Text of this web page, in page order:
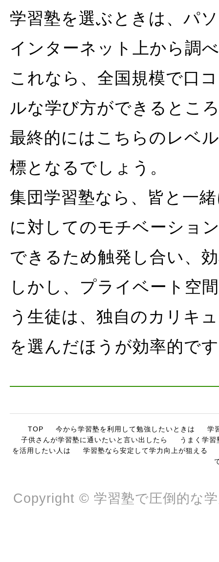
学習塾を選ぶときは、パ
インターネット上から調
これなら、全国規模で口
ルな学び方ができるとこ
最終的にはこちらのレベ
標となるでしょう。
集団学習塾なら、皆と一
に対してのモチベーショ
できるため触発し合い、
しかし、プライベート空
う生徒は、独自のカリキ
を選んだほうが効率的で
TOP 今から学習塾を利用して勉強したいときは
学
子供さんが学習塾に通いたいと言い出したら
うまく学
を活用したい人は
学習塾なら安定して学力向上が狙える
Copyright © 学習塾で圧倒的な